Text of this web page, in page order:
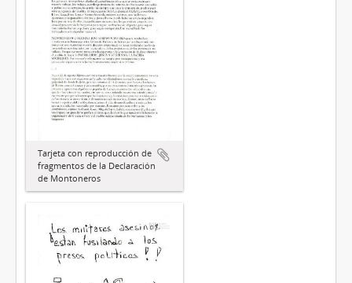
Tarjeta con reproducción de
fragmentos de la Declaración
de Montoneros